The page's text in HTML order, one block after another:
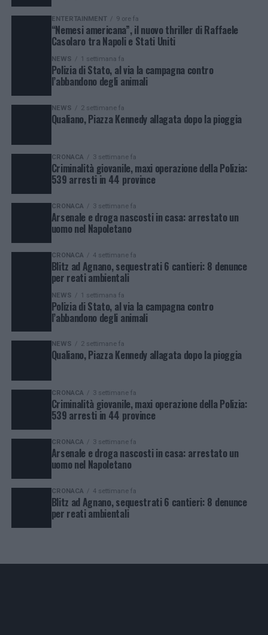
ENTERTAINMENT 9 ore fa
“Nemesi americana”, il nuovo thriller di Raffaele
Casolaro tra Napoli e Stati Uniti
NEWS 1 settimana fa
Polizia di Stato, al via la campagna contro
l’abbandono degli animali
NEWS 2 settimane fa
Qualiano, Piazza Kennedy allagata dopo la pioggia
CRONACA 3 settimane fa
Criminalità giovanile, maxi operazione della Polizia:
539 arresti in 44 province
CRONACA 3 settimane fa
Arsenale e droga nascosti in casa: arrestato un
uomo nel Napoletano
CRONACA 4 settimane fa
Blitz ad Agnano, sequestrati 6 cantieri: 8 denunce
per reati ambientali
NEWS 1 settimana fa
Polizia di Stato, al via la campagna contro
l’abbandono degli animali
NEWS 2 settimane fa
Qualiano, Piazza Kennedy allagata dopo la pioggia
CRONACA 3 settimane fa
Criminalità giovanile, maxi operazione della Polizia:
539 arresti in 44 province
CRONACA 3 settimane fa
Arsenale e droga nascosti in casa: arrestato un
uomo nel Napoletano
CRONACA 4 settimane fa
Blitz ad Agnano, sequestrati 6 cantieri: 8 denunce
per reati ambientali